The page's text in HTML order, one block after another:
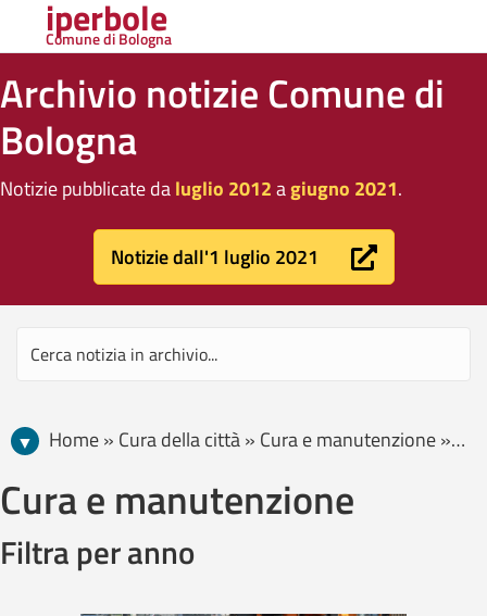
iperbole
Comune di Bologna
Archivio notizie Comune di
Bologna
Notizie pubblicate daluglio 2012agiugno 2021.
Notizie dall'1 luglio 2021
Home » Cura della città » Cura e manutenzione » Pagina 2
Cura e manutenzione
Filtra per anno